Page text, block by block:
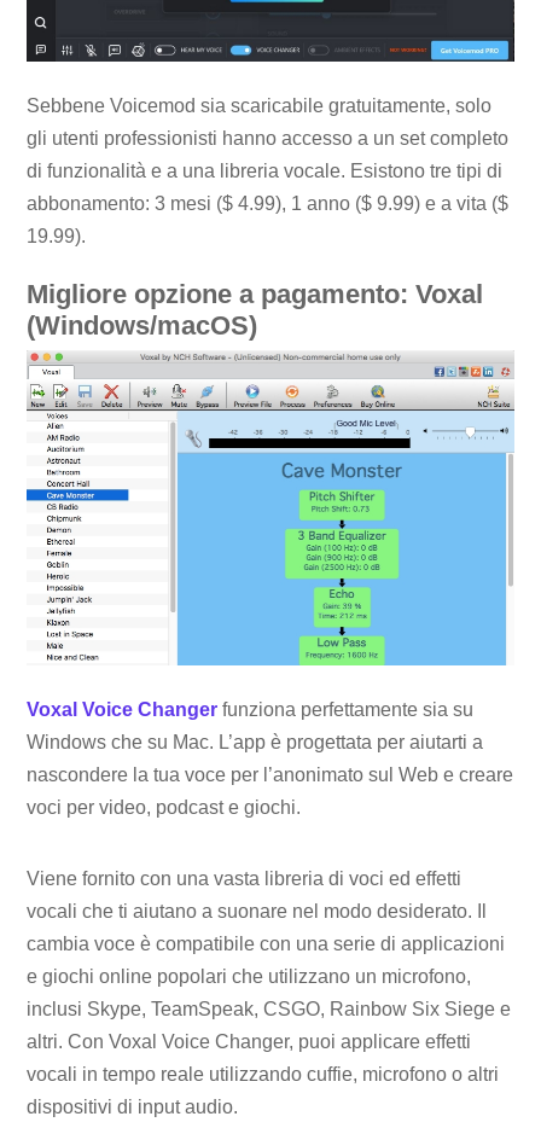
Sebbene Voicemod sia scaricabile gratuitamente, solo
gli utenti professionisti hanno accesso a un set completo
di funzionalità e a una libreria vocale. Esistono tre tipi di
abbonamento: 3 mesi ($ 4.99), 1 anno ($ 9.99) e a vita ($
19.99).
Migliore opzione a pagamento: Voxal
(Windows/macOS)
Voxal Voice Changer funziona perfettamente sia su
Windows che su Mac. L’app è progettata per aiutarti a
nascondere la tua voce per l’anonimato sul Web e creare
voci per video, podcast e giochi.
Viene fornito con una vasta libreria di voci ed effetti
vocali che ti aiutano a suonare nel modo desiderato. Il
cambia voce è compatibile con una serie di applicazioni
e giochi online popolari che utilizzano un microfono,
inclusi Skype, TeamSpeak, CSGO, Rainbow Six Siege e
altri. Con Voxal Voice Changer, puoi applicare effetti
vocali in tempo reale utilizzando cuffie, microfono o altri
dispositivi di input audio.